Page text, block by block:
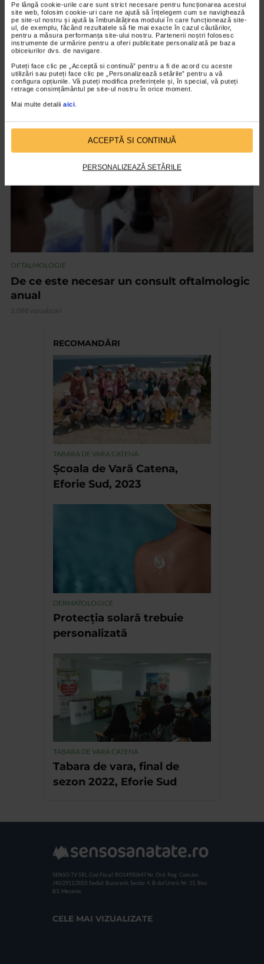
Pe lângă cookie-urile care sunt strict necesare pentru funcționarea acestui
site web, folosim cookie-uri care ne ajută să înțelegem cum se navighează
pe site-ul nostru și ajută la îmbunătățirea modului în care funcționează site-
ul, de exemplu, făcând rezultatele să fie mai exacte în cazul căutărilor,
pentru a măsura performanța site-ului nostru. Partenerii noștri folosesc
instrumente de urmărire pentru a oferi publicitate personalizată pe baza
obiceiurilor dvs. de navigare.
Puteți face clic pe „Acceptă si continuă” pentru a fi de acord cu aceste
utilizări sau puteți face clic pe „Personalizează setările” pentru a vă
configura opțiunile. Vă puteți modifica preferințele și, în special, vă puteți
retrage consimțământul pe site-ul nostru în orice moment.
Mai multe detalii aici
ACCEPTĂ SI CONTINUĂ
PERSONALIZEAZĂ SETĂRILE
UNCATEGORIZED
Race for the cure, aleargă pentru sănătatea
femeilor!
1.608 vizualizari
VIDEO
OFTALMOLOGIE
De ce este necesar un consult oftalmologic
anual
2.088 vizualizari
RECOMANDĂRI
TABARA DE VARA CATENA
Școala de Vară Catena,
Eforie Sud, 2023
DERMATOLOGICE
Protecția solară trebuie
personalizată
TABARA DE VARA CATENA
Tabara de vara, final de
sezon 2022, Eforie Sud
SENSO TV SRL Cod Fiscal: RO14950647 Nr. Ord. Reg. Com./an:
J40/2911/2005 Sediul: Bucuresti, Sector 4, B-dul Unirii, Nr. 15, Bloc
B3, Mezanin
CELE MAI VIZUALIZATE